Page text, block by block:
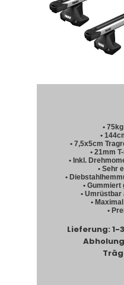
•
•
• 7,5x5cm
• 21mm
• Inkl.
• Sehr
•
• Gummiert
• Umrüstbar
•
•
Lieferung: 1-